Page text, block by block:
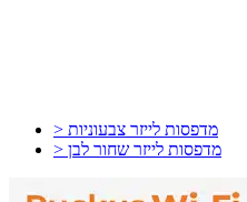
> מדפסות לייזר צבעוניות
> מדפסות לייזר שחור לבן